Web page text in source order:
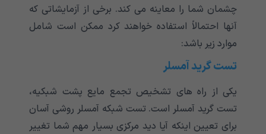
چشمان شما را معاینه می کند. برخی از آزمایشاتی که
آنها احتمالاً استفاده خواهند کرد ممکن است شامل
موارد زیر باشد:
تست گرید آمسلر
یکی از راه های تشخیص تجمع مایع پشت شبکیه،
تست گرید آمسلر است. تست شبکه آمسلر روشی آسان
برای تعیین اینکه آیا دید مرکزی بسیار مهم شما تغییر